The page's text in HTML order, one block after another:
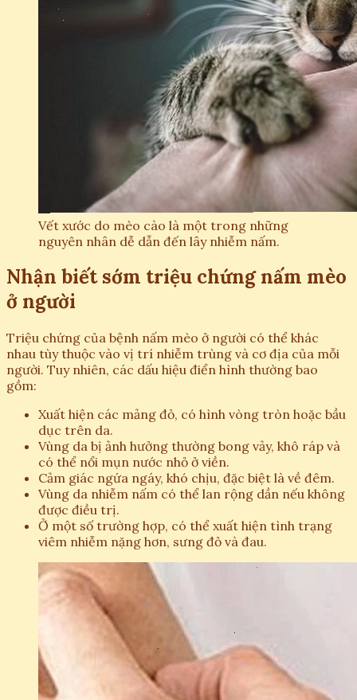
Vết xước do mèo cào là một trong những
nguyên nhân dễ dẫn đến lây nhiễm nấm.
Nhận biết sớm triệu chứng nấm mèo
ở người
Triệu chứng của bệnh nấm mèo ở người có thể khác
nhau tùy thuộc vào vị trí nhiễm trùng và cơ địa của mỗi
người. Tuy nhiên, các dấu hiệu điển hình thường bao
gồm:
Xuất hiện các mảng đỏ, có hình vòng tròn hoặc bầu
dục trên da.
Vùng da bị ảnh hưởng thường bong vảy, khô ráp và
có thể nổi mụn nước nhỏ ở viền.
Cảm giác ngứa ngáy, khó chịu, đặc biệt là về đêm.
Vùng da nhiễm nấm có thể lan rộng dần nếu không
được điều trị.
Ở một số trường hợp, có thể xuất hiện tình trạng
viêm nhiễm nặng hơn, sưng đỏ và đau.